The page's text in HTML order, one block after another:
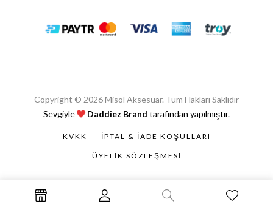
Copyright © 2026 Misol Aksesuar. Tüm Hakları Saklıdır
Sevgiyle
Daddiez Brand tarafından yapılmıştır.
KVKK İPTAL & İADE KOŞULLARI
ÜYELIK SÖZLEŞMESI